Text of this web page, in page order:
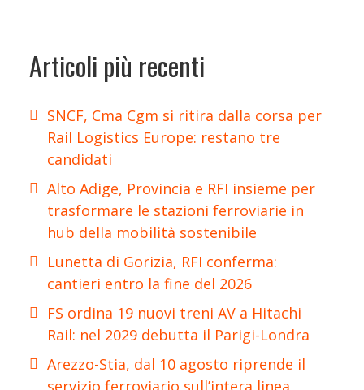
Articoli più recenti
SNCF, Cma Cgm si ritira dalla corsa per
Rail Logistics Europe: restano tre
candidati
Alto Adige, Provincia e RFI insieme per
trasformare le stazioni ferroviarie in
hub della mobilità sostenibile
Lunetta di Gorizia, RFI conferma:
cantieri entro la fine del 2026
FS ordina 19 nuovi treni AV a Hitachi
Rail: nel 2029 debutta il Parigi-Londra
Arezzo-Stia, dal 10 agosto riprende il